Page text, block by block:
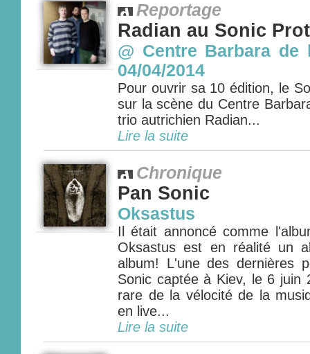
Reportage
Radian au Sonic
@ Centre Barbara de
04/04/2014
Pour ouvrir sa 10 édition, le
sur la scène du Centre
trio autrichien Radian...
Lire la suite
Chronique
Pan Sonic
Oksastus
Il était annoncé comme
Oksastus est en réalité un
album! L'une des dernières
Sonic captée à Kiev, le 6 juin
rare de la vélocité de la
en live...
Lire la suite